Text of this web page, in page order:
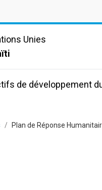
Unies
de développement
/ Plan de Réponse